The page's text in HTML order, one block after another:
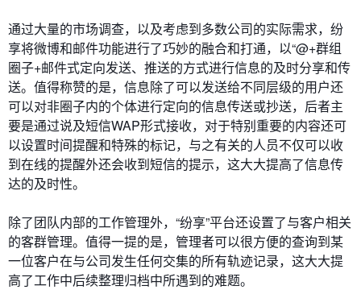
通过大量的市场调查，以及考虑到多数公司的实际需求，纷
享将微博和邮件功能进行了巧妙的融合和打通，以“@+群组
圈子+邮件式定向发送、推送的方式进行信息的及时分享和传
送。值得称赞的是，信息除了可以发送给不同层级的用户还
可以对非圈子内的个体进行定向的信息传送或抄送，后者主
要是通过说及短信WAP形式接收，对于特别重要的内容还可
以设置时间提醒和特殊的标记，与之有关的人员不仅可以收
到在线的提醒外还会收到短信的提示，这大大提高了信息传
达的及时性。
除了团队内部的工作管理外，“纷享”平台还设置了与客户相关
的客群管理。值得一提的是，管理者可以很方便的查询到某
一位客户在与公司发生任何交集的所有轨迹记录，这大大提
高了工作中后续整理归档中所遇到的难题。